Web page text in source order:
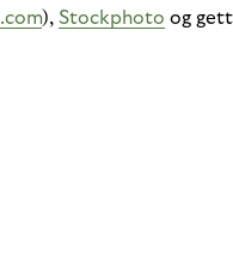
), Stockphoto og